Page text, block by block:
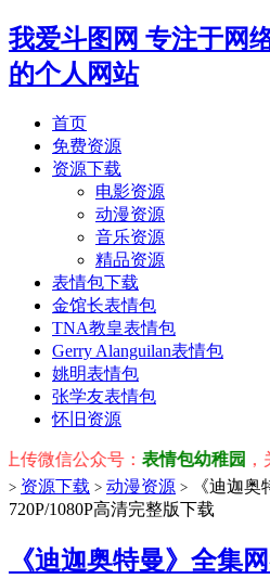
我爱斗图网 专注于网
的个人网站
首页
免费资源
资源下载
电影资源
动漫资源
音乐资源
精品资源
表情包下载
金馆长表情包
TNA教皇表情包
Gerry Alanguilan表情包
姚明表情包
张学友表情包
怀旧资源
公众号：表情包幼稚园，关注后
> 资源下载 > 动漫资源 >
《迪迦
720P/1080P高清完整版下载
《迪迦奥特曼》全集